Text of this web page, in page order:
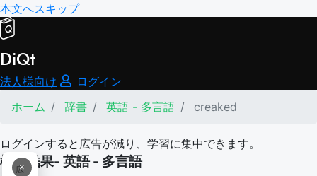
本文へスキップ
DiQt
法人様向け
ログイン
ホーム
辞書 英語 - 多言語 creaked
ログインすると広告が減り、学習に集中できます。
×
広
検索結果- 英語 - 多言語